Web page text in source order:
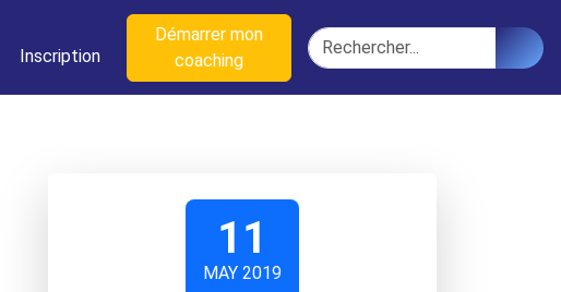
Inscription
Démarrer mon
coaching
Rechercher
11
MAY 2019